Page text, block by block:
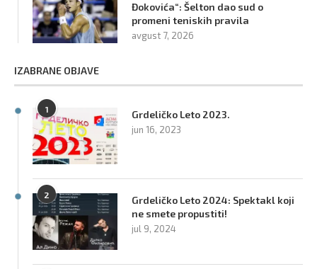
Đokovića“: Šelton dao sud o
promeni teniskih pravila
avgust 7, 2026
IZABRANE OBJAVE
1 Grdeličko Leto 2023.
jun 16, 2023
2
Grdeličko Leto 2024: Spektakl koji
ne smete propustiti!
jul 9, 2024